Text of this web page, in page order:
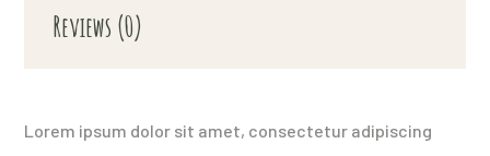
Reviews (0)
Lorem ipsum dolor sit amet, consectetur adipiscing